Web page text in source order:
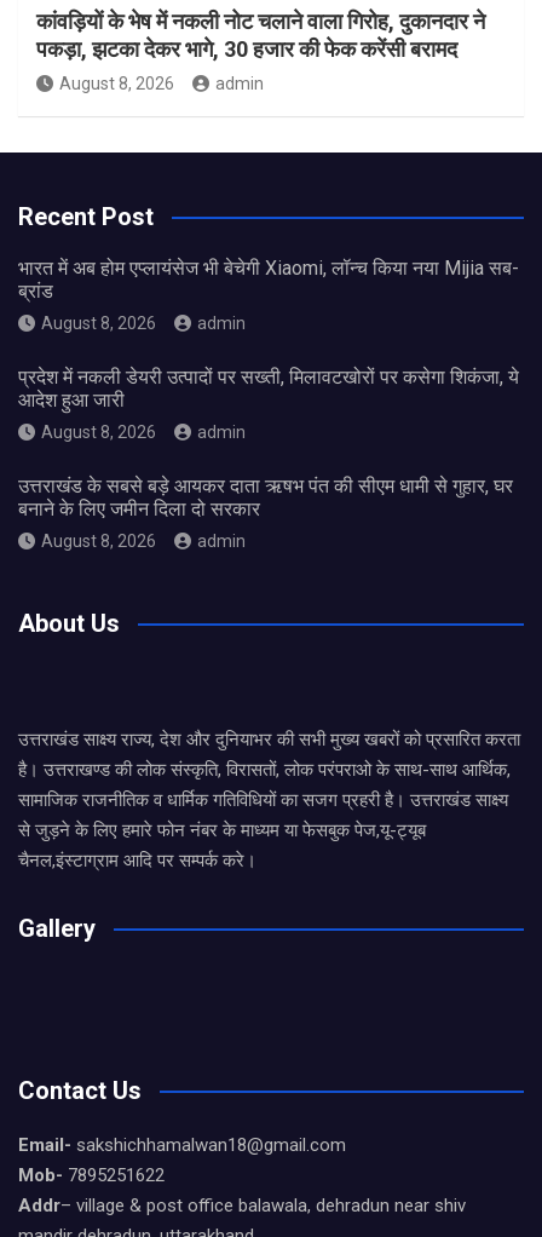
कांवड़ियों के भेष में नकली नोट चलाने वाला गिरोह, दुकानदार ने
पकड़ा, झटका देकर भागे, 30 हजार की फेक करेंसी बरामद
August 8, 2026 admin
Recent Post
भारत में अब होम एप्लायंसेज भी बेचेगी Xiaomi, लॉन्च किया नया Mijia सब-
ब्रांड
August 8, 2026 admin
प्रदेश में नकली डेयरी उत्पादों पर सख्ती, मिलावटखोरों पर कसेगा शिकंजा, ये
आदेश हुआ जारी
August 8, 2026 admin
उत्तराखंड के सबसे बड़े आयकर दाता ऋषभ पंत की सीएम धामी से गुहार, घर
बनाने के लिए जमीन दिला दो सरकार
August 8, 2026 admin
About Us
उत्तराखंड साक्ष्य राज्य, देश और दुनियाभर की सभी मुख्य खबरों को प्रसारित करता
है। उत्तराखण्ड की लोक संस्कृति, विरासतों, लोक परंपराओ के साथ-साथ आर्थिक,
सामाजिक राजनीतिक व धार्मिक गतिविधियों का सजग प्रहरी है। उत्तराखंड साक्ष्य
से जुड़ने के लिए हमारे फोन नंबर के माध्यम या फेसबुक पेज,यू-ट्यूब
चैनल,इंस्टाग्राम आदि पर सम्पर्क करे।
Gallery
Contact Us
Email- sakshichhamalwan18@gmail.com
Mob- 7895251622
Addr– village & post office balawala, dehradun near shiv